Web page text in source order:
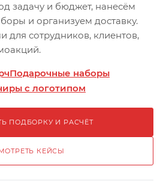
задачу и бюджет, нанесём
и организуем доставку.
для сотрудников, клиентов,
Подарочные наборы
с логотипом
ПОДБОРКУ И РАСЧЁТ
КЕЙСЫ